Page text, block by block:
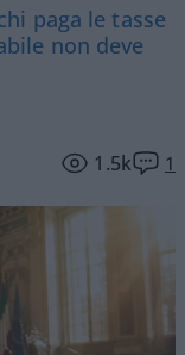
paga le tasse
non deve
1.5k 1